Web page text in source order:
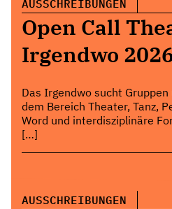
AUSSCHREIBUNGEN
Open Call
Irgendwo
Das Irgendwo sucht
dem Bereich Theater, Tanz,
Word und interdisziplinäre
[…]
AUSSCHREIBUNGEN